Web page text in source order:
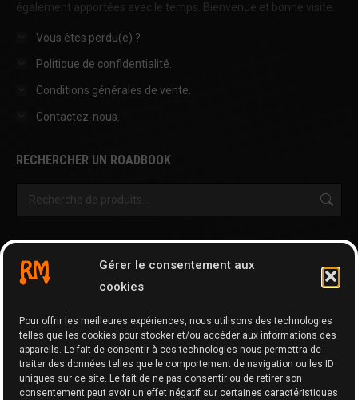
Gérer le consentement aux
cookies
Pour offrir les meilleures expériences, nous utilisons des technologies
telles que les cookies pour stocker et/ou accéder aux informations des
appareils. Le fait de consentir à ces technologies nous permettra de
traiter des données telles que le comportement de navigation ou les ID
uniques sur ce site. Le fait de ne pas consentir ou de retirer son
consentement peut avoir un effet négatif sur certaines caractéristiques
également apportées avec le temps. Bienvenue et bonne visite.
Vous êtes perdu(e) ?
Politique de confidentialité.
Conditions générales de vente.
Contactez-nous.
RECHERCHER UN ROADBOOK
Cartographie
GPX Editor
GPX Optimizer
Google Maps to GPX